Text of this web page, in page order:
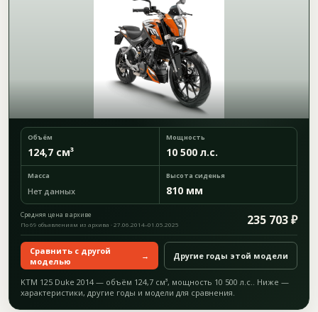
Объём
124,7 см³
Мощность
10 500 л.с.
Масса
Нет данных
Высота сиденья
810 мм
Средняя цена в архиве 235 703 ₽
По 69 объявлениям из архива · 27.06.2014–01.05.2025
Сравнить с другой
моделью
→ Другие годы этой модели
KTM 125 Duke 2014 — объём 124,7 см³, мощность 10 500 л.с.. Ниже —
характеристики, другие годы и модели для сравнения.